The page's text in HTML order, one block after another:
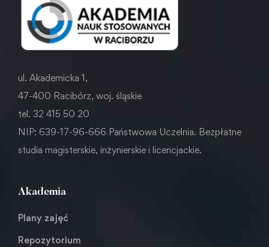
ul. Akademicka 1,
47-400 Racibórz, woj. śląskie
tel. 32 415 50 20
NIP: 639-17-96-666 Państwowa Uczelnia. Bezpłatne
studia magisterskie, inżynierskie i licencjackie.
Akademia
Plany zajęć
Repozytorium